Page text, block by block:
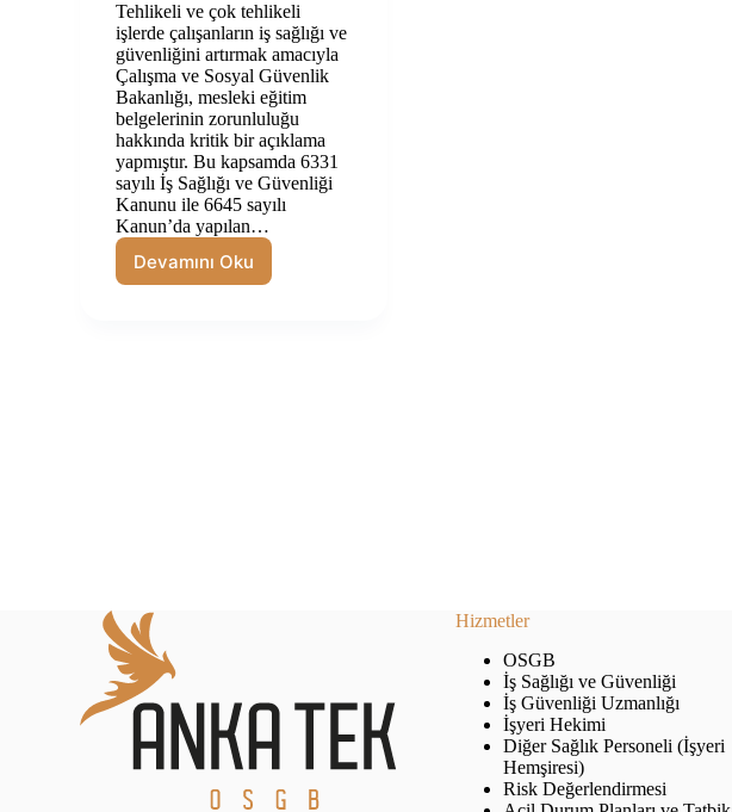
Tehlikeli ve çok tehlikeli
işlerde çalışanların iş sağlığı ve
güvenliğini artırmak amacıyla
Çalışma ve Sosyal Güvenlik
Bakanlığı, mesleki eğitim
belgelerinin zorunluluğu
hakkında kritik bir açıklama
yapmıştır. Bu kapsamda 6331
sayılı İş Sağlığı ve Güvenliği
Kanunu ile 6645 sayılı
Kanun’da yapılan…
Devamını Oku
ÇSGB’den
Hizmetler
OSGB
İş Sağlığı ve Güvenliği
İş Güvenliği Uzmanlığı
İşyeri Hekimi
Diğer Sağlık Personeli (İşyeri
Hemşiresi)
Risk Değerlendirmesi